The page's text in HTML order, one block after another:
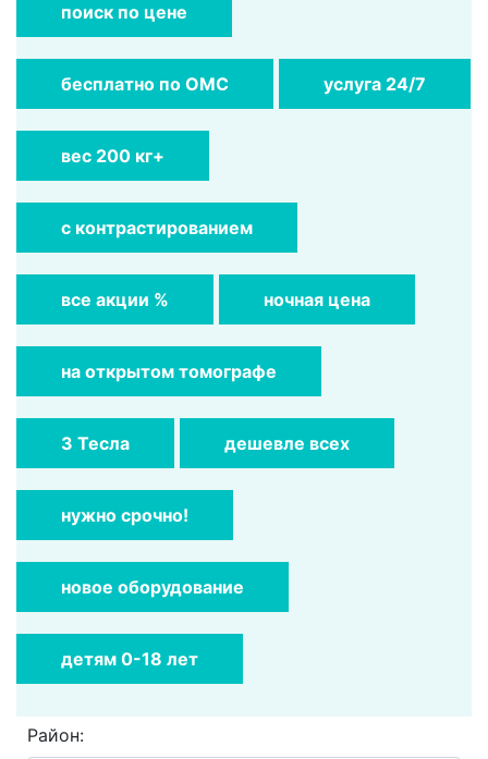
поиск по цене
бесплатно по ОМС услуга 24/7
вес 200 кг+
с контрастированием
все акции % ночная цена
на открытом томографе
3 Тесла дешевле всех
нужно срочно!
новое оборудование
детям 0-18 лет
Район: